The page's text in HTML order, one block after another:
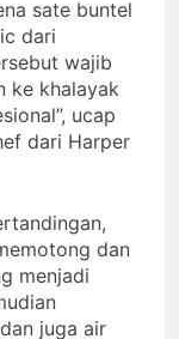
sate buntel
dari
wajib
ke khalayak
ucap
dari Harper
dan
menjadi
juga air